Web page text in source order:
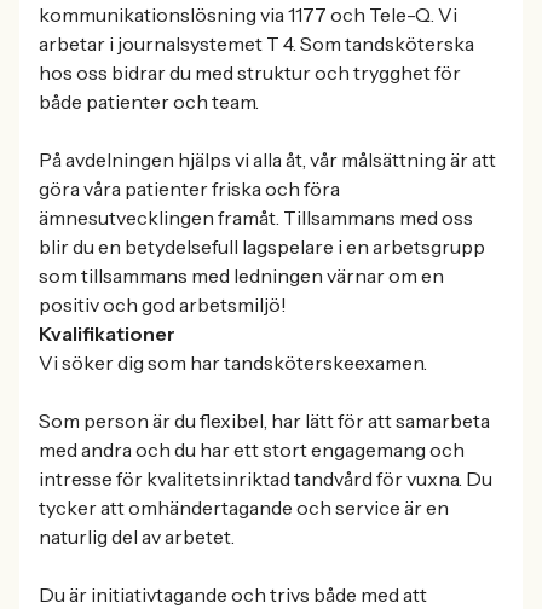
kommunikationslösning via 1177 och Tele-Q. Vi
arbetar i journalsystemet T 4. Som tandsköterska
hos oss bidrar du med struktur och trygghet för
både patienter och team.
På avdelningen hjälps vi alla åt, vår målsättning är att
göra våra patienter friska och föra
ämnesutvecklingen framåt. Tillsammans med oss
blir du en betydelsefull lagspelare i en arbetsgrupp
som tillsammans med ledningen värnar om en
positiv och god arbetsmiljö!
Kvalifikationer
Vi söker dig som har tandsköterskeexamen.
Som person är du flexibel, har lätt för att samarbeta
med andra och du har ett stort engagemang och
intresse för kvalitetsinriktad tandvård för vuxna. Du
tycker att omhändertagande och service är en
naturlig del av arbetet.
Du är initiativtagande och trivs både med att